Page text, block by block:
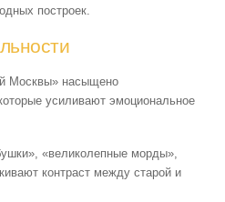
построек.
Москвы» насыщено
усиливают эмоциональное
«великолепные морды»,
контраст между старой и